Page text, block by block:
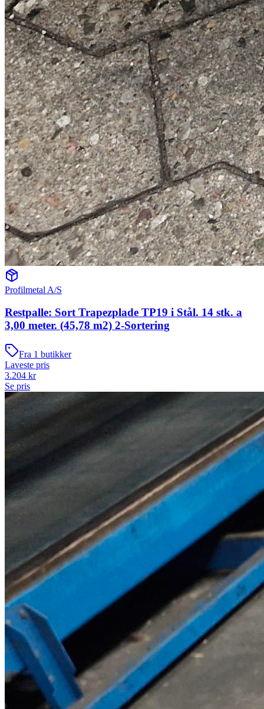
Profilmetal A/S
Restpalle: Sort Trapezplade TP19 i Stål. 14 stk. a
3,00 meter. (45,78 m2) 2-Sortering
Fra 1 butikker
Laveste pris
3.204 kr
Se pris